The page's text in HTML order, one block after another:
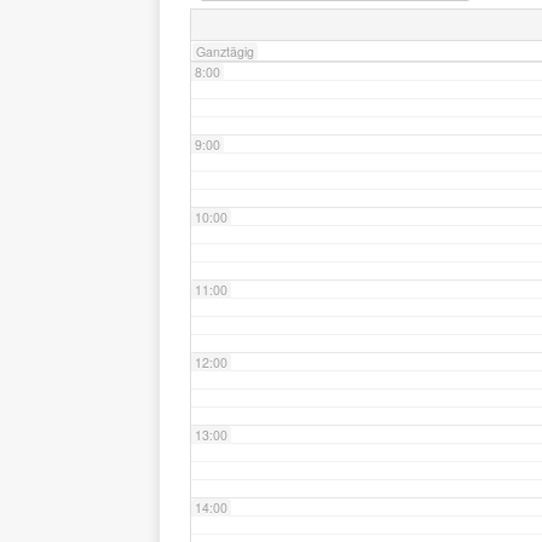
Ganztägig
8:00
9:00
10:00
11:00
12:00
13:00
14:00